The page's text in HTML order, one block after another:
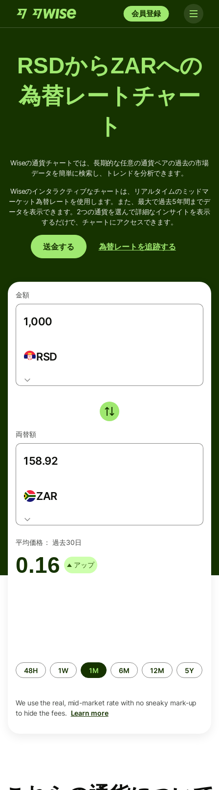
会員登録
RSDからZARへの
為替レートチャー
ト
Wiseの通貨チャートでは、長期的な任意の通貨ペアの過去の市場
データを簡単に検索し、トレンドを分析できます。
Wiseのインタラクティブなチャートは、リアルタイムのミッドマ
ーケット為替レートを使用します。また、最大で過去5年間までデ
ータを表示できます。2つの通貨を選んで詳細なインサイトを表示
するだけで、チャートにアクセスできます。
送金する 為替レートを追跡する
金額
RSD
両替額
ZAR
平均価格： 過去30日
0.16 アップ
Time
period
48H 1W 1M 6M 12M 5Y
We use the real, mid-market rate with no sneaky mark-up
to hide the fees. Learn more